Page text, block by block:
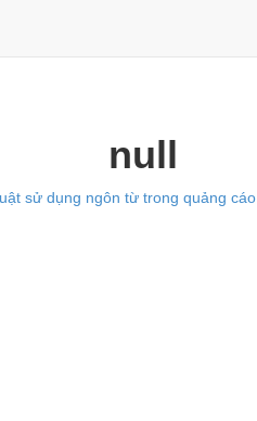
null
sử dụng ngôn từ trong quảng cáo